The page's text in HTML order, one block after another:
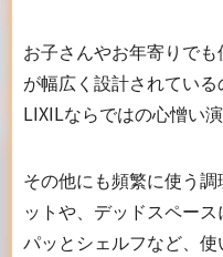
お子さんやお年寄りで
が幅広く設計されてい
LIXILならではの心憎い
その他にも頻繁に使う
ットや、デッドスペー
パッとシェルフなど、